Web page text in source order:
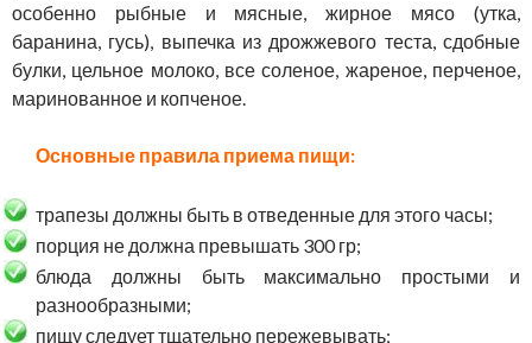
особенно рыбные и мясные, жирное мясо (утка,
баранина, гусь), выпечка из дрожжевого теста, сдобные
булки, цельное молоко, все соленое, жареное, перченое,
маринованное и копченое.
Основные правила приема пищи:
трапезы должны быть в отведенные для этого часы;
порция не должна превышать 300 гр;
блюда должны быть максимально простыми и
разнообразными;
пищу следует тщательно пережевывать;